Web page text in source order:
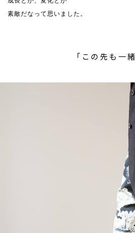
素敵だなって思いました。
「この先も一